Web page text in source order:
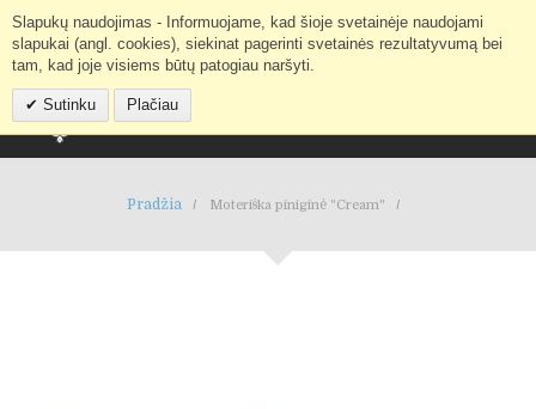
Mano paskyra IEŠKOTI
Slapukų naudojimas - Informuojame, kad šioje svetainėje naudojami
slapukai (angl. cookies), siekinat pagerinti svetainės rezultatyvumą bei
tam, kad joje visiems būtų patogiau naršyti.
Sutinku Plačiau
Pradžia Moteriška piniginė "Cream"